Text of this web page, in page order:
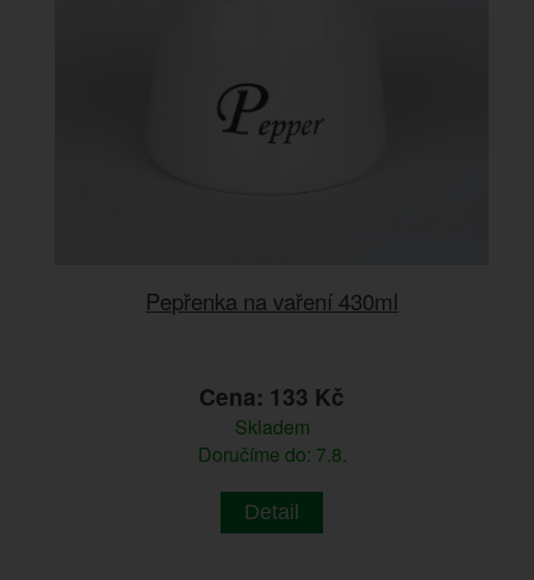
Pepřenka na vaření 430ml
Cena: 133 Kč
Skladem
Doručíme do: 7.8.
Detail